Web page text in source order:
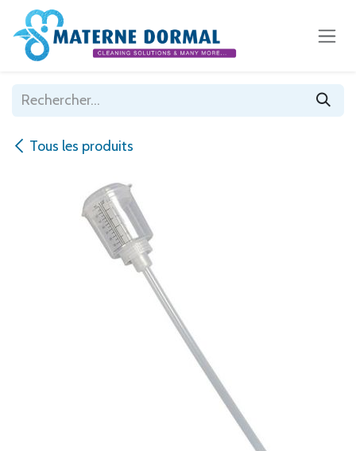
Se rendre au contenu
Tous les produits